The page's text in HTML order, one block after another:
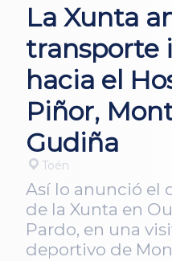
La Xunta
transporte
hacia el
Piñor,
Gudiña
Toén
Así lo anunció el
de la Xunta en
Pardo, en una
deportivo de